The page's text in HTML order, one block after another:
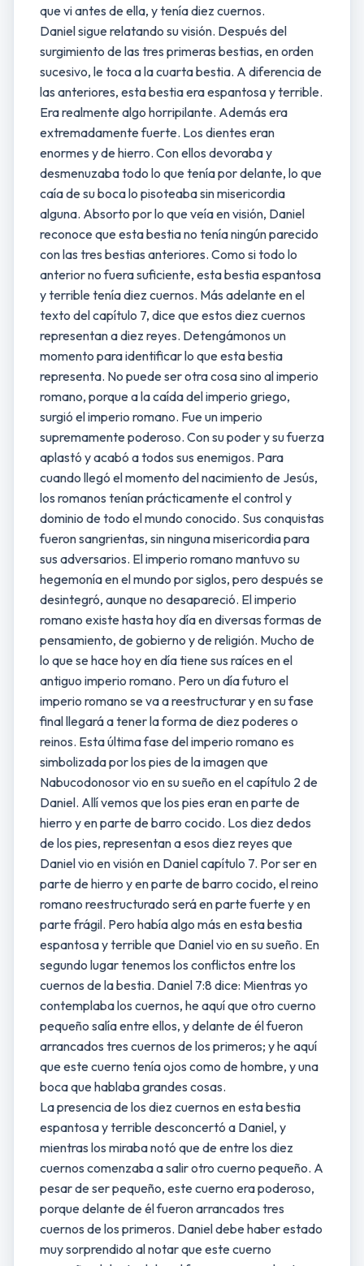
que vi antes de ella, y tenía diez cuernos.
Daniel sigue relatando su visión. Después del
surgimiento de las tres primeras bestias, en orden
sucesivo, le toca a la cuarta bestia. A diferencia de
las anteriores, esta bestia era espantosa y terrible.
Era realmente algo horripilante. Además era
extremadamente fuerte. Los dientes eran
enormes y de hierro. Con ellos devoraba y
desmenuzaba todo lo que tenía por delante, lo que
caía de su boca lo pisoteaba sin misericordia
alguna. Absorto por lo que veía en visión, Daniel
reconoce que esta bestia no tenía ningún parecido
con las tres bestias anteriores. Como si todo lo
anterior no fuera suficiente, esta bestia espantosa
y terrible tenía diez cuernos. Más adelante en el
texto del capítulo 7, dice que estos diez cuernos
representan a diez reyes. Detengámonos un
momento para identificar lo que esta bestia
representa. No puede ser otra cosa sino al imperio
romano, porque a la caída del imperio griego,
surgió el imperio romano. Fue un imperio
supremamente poderoso. Con su poder y su fuerza
aplastó y acabó a todos sus enemigos. Para
cuando llegó el momento del nacimiento de Jesús,
los romanos tenían prácticamente el control y
dominio de todo el mundo conocido. Sus conquistas
fueron sangrientas, sin ninguna misericordia para
sus adversarios. El imperio romano mantuvo su
hegemonía en el mundo por siglos, pero después se
desintegró, aunque no desapareció. El imperio
romano existe hasta hoy día en diversas formas de
pensamiento, de gobierno y de religión. Mucho de
lo que se hace hoy en día tiene sus raíces en el
antiguo imperio romano. Pero un día futuro el
imperio romano se va a reestructurar y en su fase
final llegará a tener la forma de diez poderes o
reinos. Esta última fase del imperio romano es
simbolizada por los pies de la imagen que
Nabucodonosor vio en su sueño en el capítulo 2 de
Daniel. Allí vemos que los pies eran en parte de
hierro y en parte de barro cocido. Los diez dedos
de los pies, representan a esos diez reyes que
Daniel vio en visión en Daniel capítulo 7. Por ser en
parte de hierro y en parte de barro cocido, el reino
romano reestructurado será en parte fuerte y en
parte frágil. Pero había algo más en esta bestia
espantosa y terrible que Daniel vio en su sueño. En
segundo lugar tenemos los conflictos entre los
cuernos de la bestia. Daniel 7:8 dice: Mientras yo
contemplaba los cuernos, he aquí que otro cuerno
pequeño salía entre ellos, y delante de él fueron
arrancados tres cuernos de los primeros; y he aquí
que este cuerno tenía ojos como de hombre, y una
boca que hablaba grandes cosas.
La presencia de los diez cuernos en esta bestia
espantosa y terrible desconcertó a Daniel, y
mientras los miraba notó que de entre los diez
cuernos comenzaba a salir otro cuerno pequeño. A
pesar de ser pequeño, este cuerno era poderoso,
porque delante de él fueron arrancados tres
cuernos de los primeros. Daniel debe haber estado
muy sorprendido al notar que este cuerno